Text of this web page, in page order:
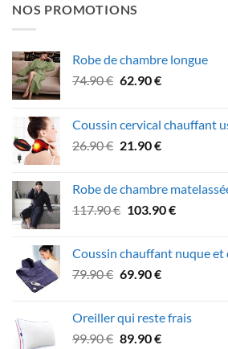
NOS PROMOTIONS
Robe de chambre longue
74.90€ Le
était :
74.90 €.
62.90€Le
est :
62.90 €.
Coussin cervical chauffant
26.90€ Le
était :
26.90 €.
21.90€Le
est :
21.90 €.
Robe de chambre
117.90€ Le
était :
117.90 €.
103.90€Le
est :
Coussin chauffant nuque et
79.90€ Le
était :
79.90 €.
69.90€Le
est :
69.90 €.
Oreiller qui reste frais
99.90€ Le
89.90€Le